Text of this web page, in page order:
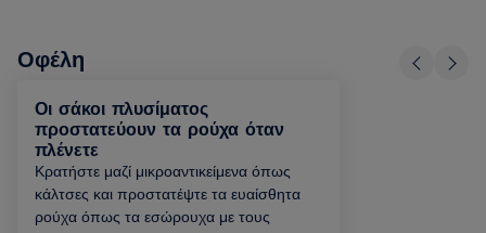
Οφέλη
Οι σάκοι πλυσίματος
προστατεύουν τα ρούχα όταν
πλένετε
Κρατήστε μαζί μικροαντικείμενα όπως
κάλτσες και προστατέψτε τα ευαίσθητα
ρούχα όπως τα εσώρουχα με τους